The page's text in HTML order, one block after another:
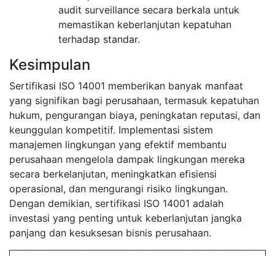
audit surveillance secara berkala untuk
memastikan keberlanjutan kepatuhan
terhadap standar.
Kesimpulan
Sertifikasi ISO 14001 memberikan banyak manfaat
yang signifikan bagi perusahaan, termasuk kepatuhan
hukum, pengurangan biaya, peningkatan reputasi, dan
keunggulan kompetitif. Implementasi sistem
manajemen lingkungan yang efektif membantu
perusahaan mengelola dampak lingkungan mereka
secara berkelanjutan, meningkatkan efisiensi
operasional, dan mengurangi risiko lingkungan.
Dengan demikian, sertifikasi ISO 14001 adalah
investasi yang penting untuk keberlanjutan jangka
panjang dan kesuksesan bisnis perusahaan.